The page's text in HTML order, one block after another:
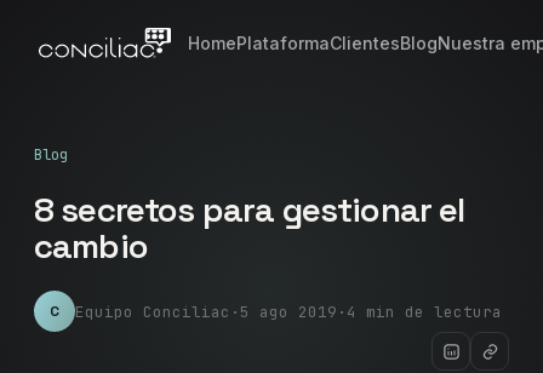
HomePlataformaClientesBlogNuestra
Blog
8 secretos para gestionar el
cambio
C Equipo Conciliac · 5 ago 2019 · 4 min de lectura